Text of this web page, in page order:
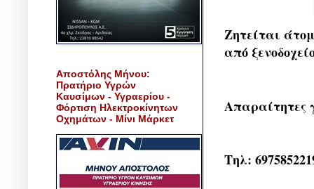
Ζητείται
από
Απαραίτητες
Τηλ:
Αποστόλης Μήνου:
Πρατήριο Υγρών
Καυσίμων - Υγραερίου -
Φόρτιση Ηλεκτροκίνητων
Οχημάτων - Μίνι Μάρκετ